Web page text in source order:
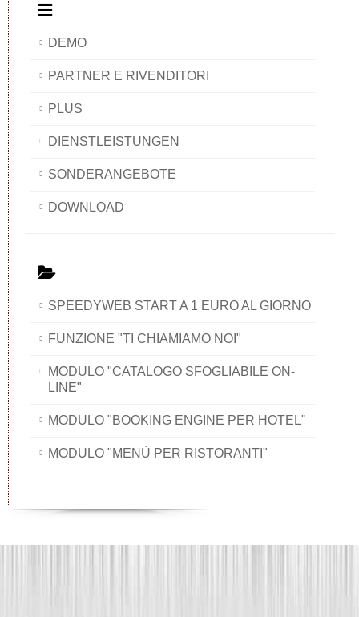
DEMO
PARTNER E RIVENDITORI
PLUS
DIENSTLEISTUNGEN
SONDERANGEBOTE
DOWNLOAD
SPEEDYWEB START A 1 EURO AL GIORNO
FUNZIONE "TI CHIAMIAMO NOI"
MODULO "CATALOGO SFOGLIABILE ON-
LINE"
MODULO "BOOKING ENGINE PER HOTEL"
MODULO "MENÙ PER RISTORANTI"